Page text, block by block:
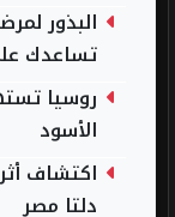
تساعدك
روسيا
الأسود
اكتشاف
دلتا مصر